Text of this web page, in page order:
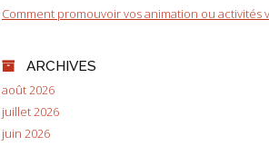
Comment promouvoir vos animation ou activités
ARCHIVES
août 2026
juillet 2026
juin 2026